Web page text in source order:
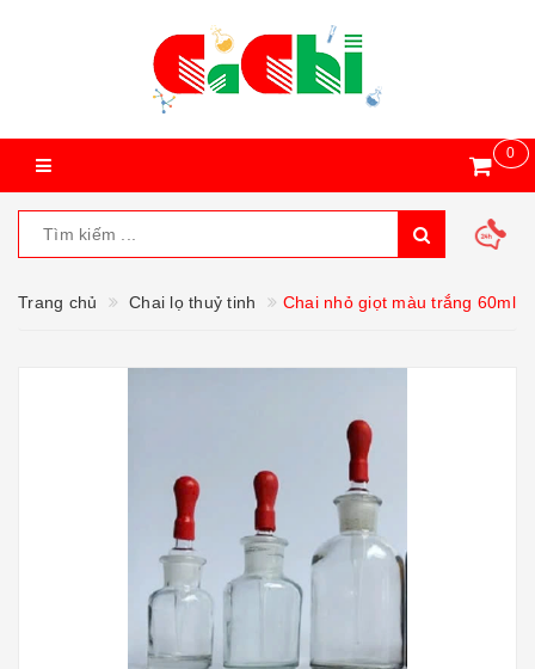
0
Trang chủ Chai lọ thuỷ tinh Chai nhỏ giọt màu trắng 60ml